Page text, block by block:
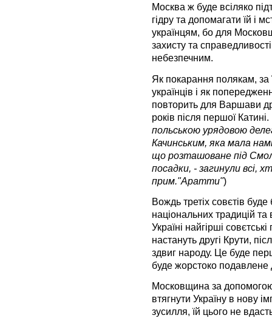
Москва ж буде всіляко
гідру та допомагати їй і
українцям, бо для
захисту та
небезпечним.
Як покарання полякам, за
українців і як
повторить для Варшави
років після першої Катині.
польською урядовою
Качинським, яка мала
що розташоване під
посадки, - загинули всі,
прим."Аратти")
Вождь третіх совєтів
національних традицій
Україні найгірші
настануть другі Крути,
здвиг народу. Це буде
буде жорстоко
Московщина за допомогою
втягнути Україну в нову
зусилля, їй цього не